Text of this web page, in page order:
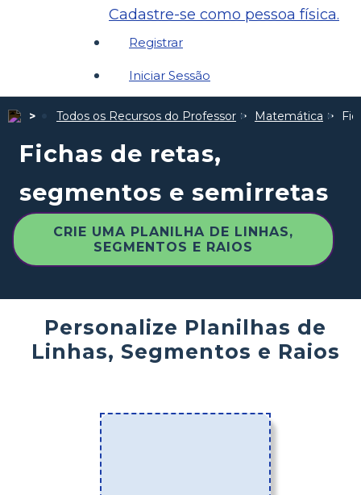
Cadastre-se como pessoa física.
Registrar
Iniciar Sessão
Todos os Recursos do Professor Matemática
Fichas de retas,
segmentos e semirretas
CRIE UMA PLANILHA DE LINHAS,
SEGMENTOS E RAIOS
Personalize Planilhas de
Linhas, Segmentos e Raios